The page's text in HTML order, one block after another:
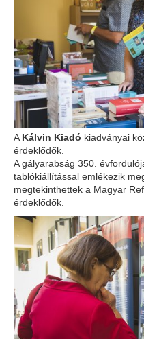
A Kálvin Kiadó kiadványai
érdeklődők.
A gályarabság 350.
tablókiállítással emlékezik
megtekinthettek a Magyar
érdeklődők.